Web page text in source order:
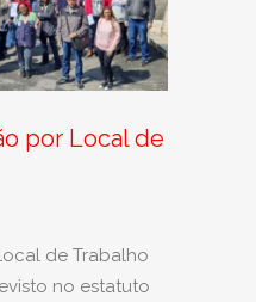
por Local de
de Trabalho
no estatuto